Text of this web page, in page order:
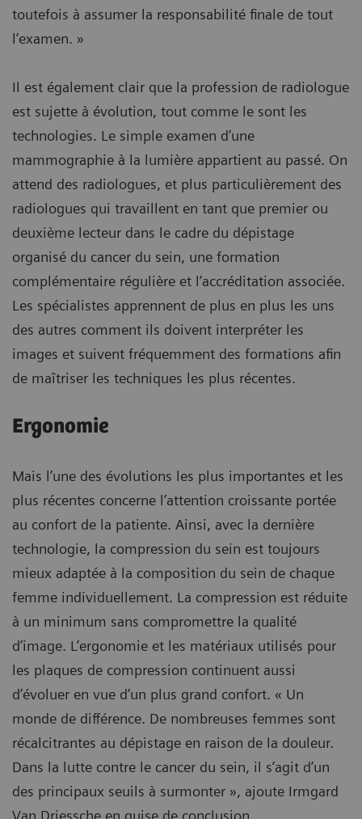
toutefois à assumer la responsabilité finale de tout
l’examen. »
Il est également clair que la profession de radiologue
est sujette à évolution, tout comme le sont les
technologies. Le simple examen d’une
mammographie à la lumière appartient au passé. On
attend des radiologues, et plus particulièrement des
radiologues qui travaillent en tant que premier ou
deuxième lecteur dans le cadre du dépistage
organisé du cancer du sein, une formation
complémentaire régulière et l’accréditation associée.
Les spécialistes apprennent de plus en plus les uns
des autres comment ils doivent interpréter les
images et suivent fréquemment des formations afin
de maîtriser les techniques les plus récentes.
Ergonomie
Mais l’une des évolutions les plus importantes et les
plus récentes concerne l’attention croissante portée
au confort de la patiente. Ainsi, avec la dernière
technologie, la compression du sein est toujours
mieux adaptée à la composition du sein de chaque
femme individuellement. La compression est réduite
à un minimum sans compromettre la qualité
d’image. L’ergonomie et les matériaux utilisés pour
les plaques de compression continuent aussi
d’évoluer en vue d’un plus grand confort. « Un
monde de différence. De nombreuses femmes sont
récalcitrantes au dépistage en raison de la douleur.
Dans la lutte contre le cancer du sein, il s’agit d’un
des principaux seuils à surmonter », ajoute Irmgard